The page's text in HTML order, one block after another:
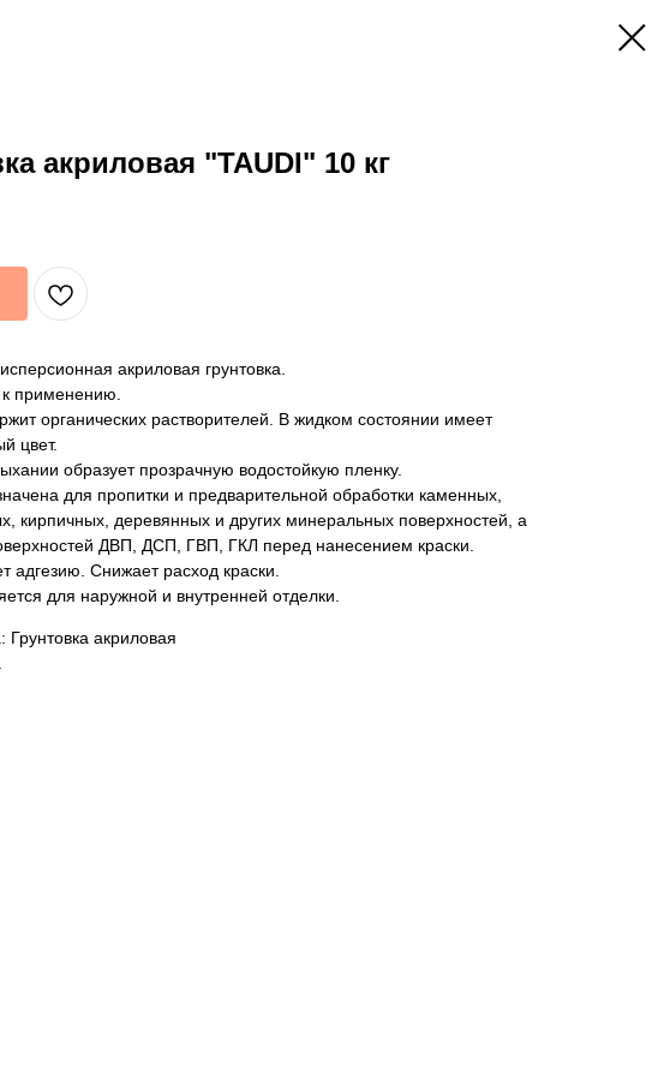
акриловая "TAUDI" 10 кг
акриловая грунтовка.
к применению.
органических растворителей. В жидком состоянии имеет
цвет.
образует прозрачную водостойкую пленку.
для пропитки и предварительной обработки каменных,
кирпичных, деревянных и других минеральных поверхностей, а
ДВП, ДСП, ГВП, ГКЛ перед нанесением краски.
адгезию. Снижает расход краски.
для наружной и внутренней отделки.
Грунтовка акриловая